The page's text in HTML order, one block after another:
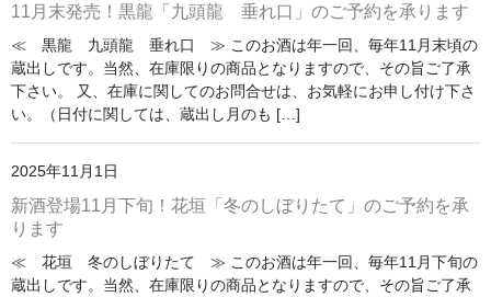
11月末発売！黒龍「九頭龍 垂れ口」のご予約を承ります
≪ 黒龍 九頭龍 垂れ口 ≫ このお酒は年一回、毎年11月末頃の
蔵出しです。当然、在庫限りの商品となりますので、その旨ご了承
下さい。 又、在庫に関してのお問合せは、お気軽にお申し付け下さ
い。（日付に関しては、蔵出し月のも […]
2025年11月1日
新酒登場11月下旬！花垣「冬のしぼりたて」のご予約を承
ります
≪ 花垣 冬のしぼりたて ≫ このお酒は年一回、毎年11月下旬の
蔵出しです。当然、在庫限りの商品となりますので、その旨ご了承